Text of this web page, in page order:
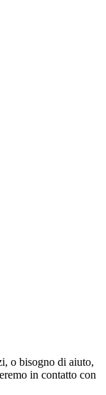
o bisogno di aiuto,
in contatto con